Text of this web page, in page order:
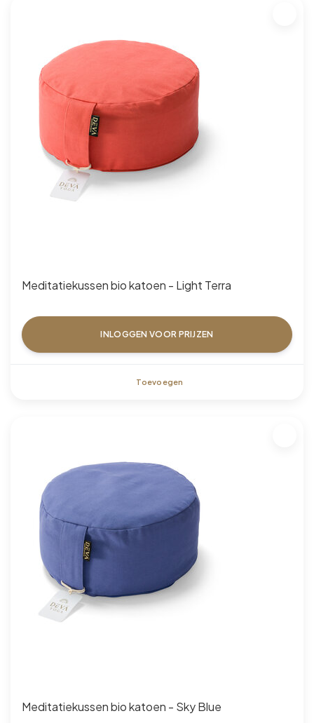
Meditatiekussen bio katoen - Light Terra
INLOGGEN VOOR PRIJZEN
Toevoegen
Meditatiekussen bio katoen - Sky Blue